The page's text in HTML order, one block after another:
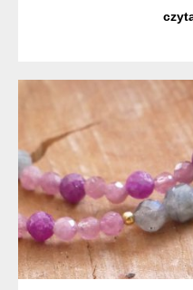
przyjemnością